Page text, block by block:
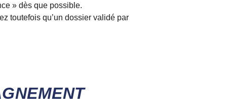
» dès que possible.
toutefois qu’un dossier validé par